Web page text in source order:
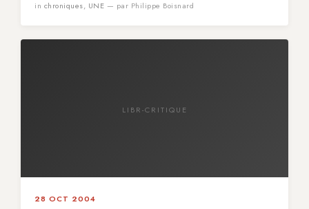
in chroniques, UNE — par Philippe Boisnard
LIBR-CRITIQUE
28 OCT 2004